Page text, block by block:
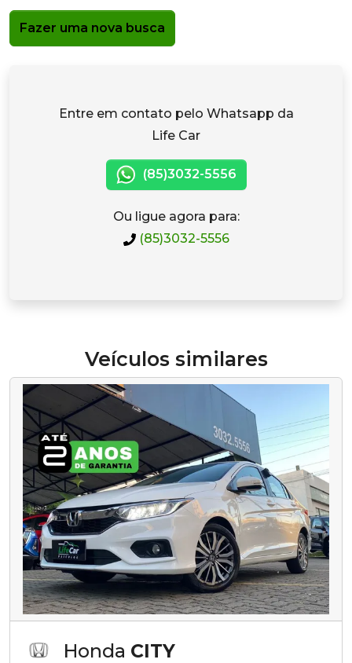
Fazer uma nova busca
Entre em contato pelo Whatsapp da
Life Car
(85)3032-5556
Ou ligue agora para:
(85)3032-5556
Veículos similares
Honda CITY